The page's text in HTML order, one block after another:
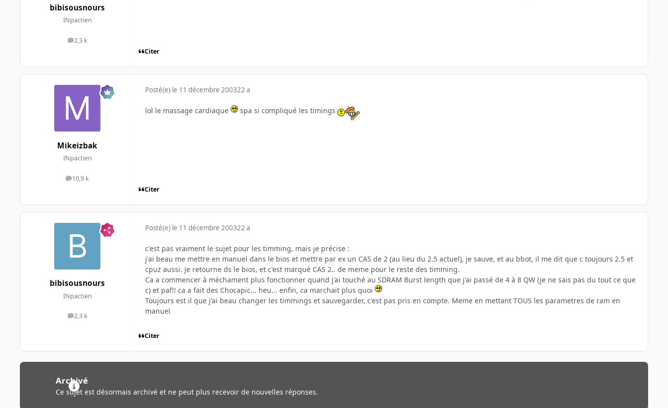
bibisousnours
INpactien
2,3 k
messages
Citer
Mikeizbak
INpactien
10,9 k
messages
Posté(e) le 11 décembre 200322 a
lol le massage cardiaque spa si compliqué les timings
Citer
bibisousnours
INpactien
2,3 k
messages
Posté(e) le 11 décembre 200322 a
c'est pas vraiment le sujet pour les timming, mais je précise :
j'ai beau me mettre en manuel dans le bios et mettre par ex un CAS de 2 (au lieu du 2.5 actuel), je sauve, et au bbot, il me dit que c toujours 2.5 et
cpuz aussi. Je retourne ds le bios, et c'est marqué CAS 2.. de meme pour le reste des timming.
Ca a commencer à méchament plus fonctionner quand j'ai touché au SDRAM Burst length que j'ai passé de 4 à 8 QW (je ne sais pas du tout ce que
c) et paf!! ca a fait des Chocapic... heu... enfin, ca marchait plus quoi
Toujours est il que j'ai beau changer les timmings et sauvegarder, c'est pas pris en compte. Meme en mettant TOUS les parametres de ram en
manuel
Citer
Archivé
Ce sujet est désormais archivé et ne peut plus recevoir de nouvelles réponses.